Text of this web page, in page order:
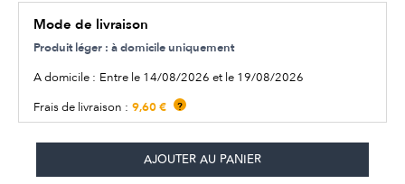
Mode de livraison
Produit léger : à domicile uniquement
A domicile : Entre le 14/08/2026 et le 19/08/2026
Frais de livraison : 9,60 € ?